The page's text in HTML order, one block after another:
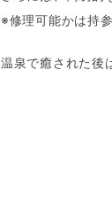
※修理可能かは持
温泉で癒された後